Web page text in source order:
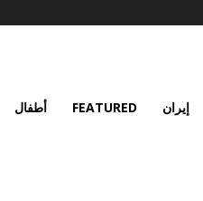
إيران FEATURED أطفال